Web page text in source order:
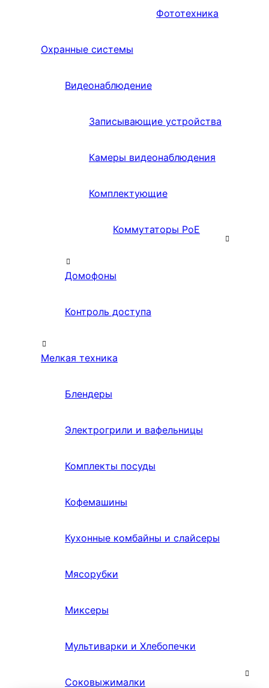
Фототехника
Охранные системы
Видеонаблюдение
Записывающие устройства
Камеры видеонаблюдения
Комплектующие
Коммутаторы PoE
Домофоны
Контроль доступа
Мелкая техника
Блендеры
Электрогрили и вафельницы
Комплекты посуды
Кофемашины
Кухонные комбайны и слайсеры
Мясорубки
Миксеры
Мультиварки и Хлебопечки
Соковыжималки